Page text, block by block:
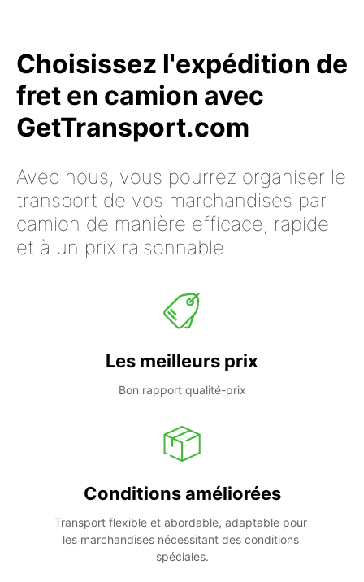
Choisissez l'expédition de
fret en camion avec
GetTransport.com
Avec nous, vous pourrez organiser le
transport de vos marchandises par
camion de manière efficace, rapide
et à un prix raisonnable.
Les meilleurs prix
Bon rapport qualité-prix
Conditions améliorées
Transport flexible et abordable, adaptable pour
les marchandises nécessitant des conditions
spéciales.